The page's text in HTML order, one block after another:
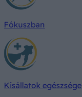
Fókuszban
Kisállatok egészsége